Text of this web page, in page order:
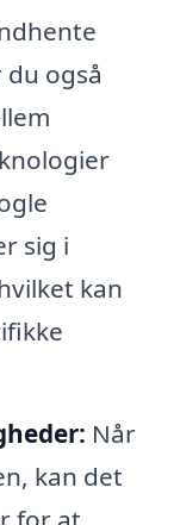
også
sig i
kan
Når
kan det